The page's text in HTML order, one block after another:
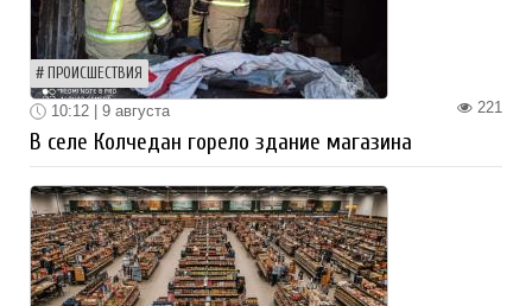
ПРОИСШЕСТВИЯ
221
10:12 | 9 августа
В селе Колчедан горело здание магазина